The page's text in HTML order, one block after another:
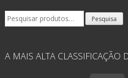
Pesquisar
por:
Pesquisa
A MAIS ALTA CLASSIFICAÇÃO